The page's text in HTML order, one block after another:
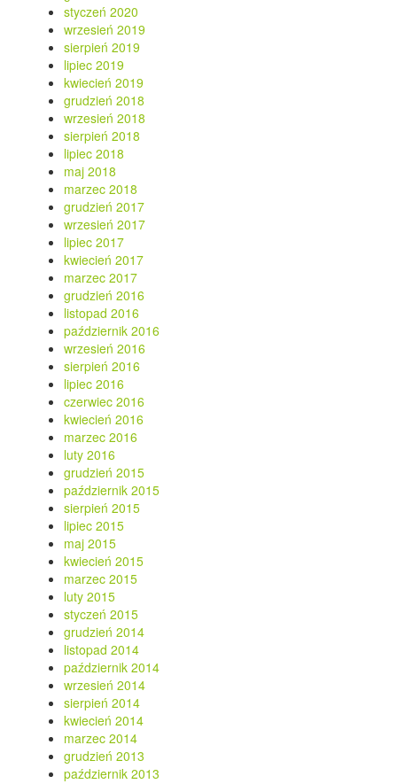
styczeń 2020
wrzesień 2019
sierpień 2019
lipiec 2019
kwiecień 2019
grudzień 2018
wrzesień 2018
sierpień 2018
lipiec 2018
maj 2018
marzec 2018
grudzień 2017
wrzesień 2017
lipiec 2017
kwiecień 2017
marzec 2017
grudzień 2016
listopad 2016
październik 2016
wrzesień 2016
sierpień 2016
lipiec 2016
czerwiec 2016
kwiecień 2016
marzec 2016
luty 2016
grudzień 2015
październik 2015
sierpień 2015
lipiec 2015
maj 2015
kwiecień 2015
marzec 2015
luty 2015
styczeń 2015
grudzień 2014
listopad 2014
październik 2014
wrzesień 2014
sierpień 2014
kwiecień 2014
marzec 2014
grudzień 2013
październik 2013